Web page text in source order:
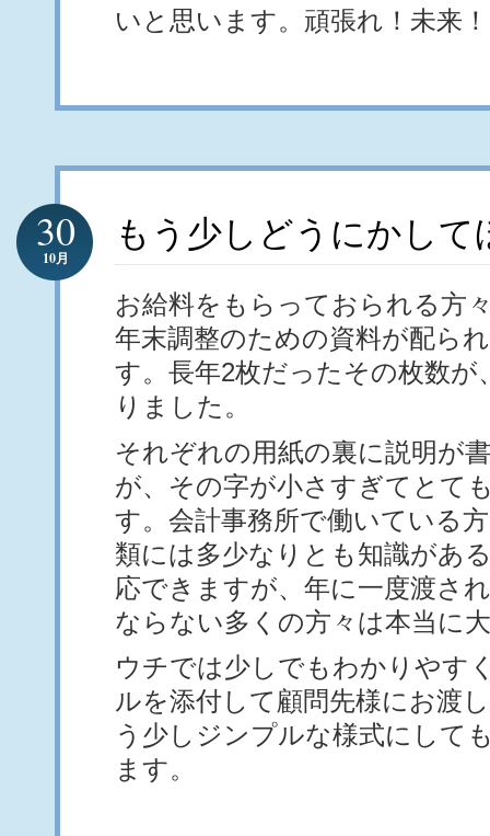
いと思います。頑張れ！未来
もう少しどうにかして
30
10月
お給料をもらっておられる方
年末調整のための資料が配ら
す。長年2枚だったその枚数が
りました。
それぞれの用紙の裏に説明が
が、その字が小さすぎてとて
す。会計事務所で働いている
類には多少なりとも知識があ
応できますが、年に一度渡さ
ならない多くの方々は本当に
ウチでは少しでもわかりやす
ルを添付して顧問先様にお渡
う少しジンプルな様式にして
ます。